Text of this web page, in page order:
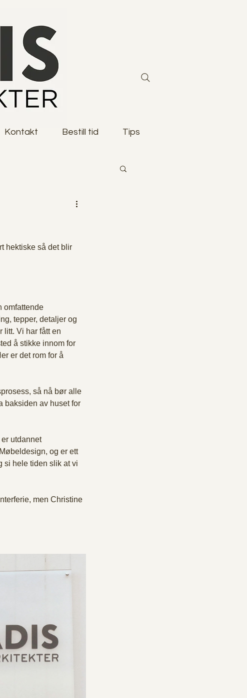
Kontakt Bestill tid Tips
hektiske så det blir
omfattende
tepper, detaljer og
litt. Vi har fått en
å stikke innom for
er det rom for å
så nå bør alle
baksiden av huset for
utdannet
og er ett
si hele tiden slik at vi
men Christine